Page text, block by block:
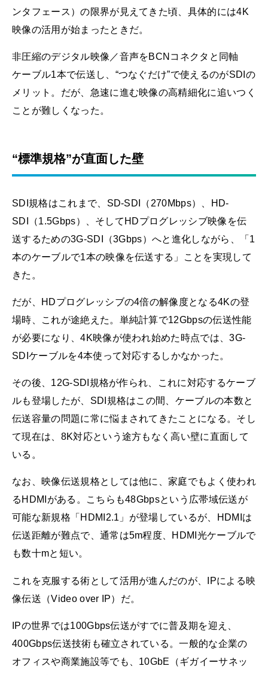
ンタフェース）の限界が見えてきた頃、具体的には4K
映像の活用が始まったときだ。
非圧縮のデジタル映像／音声をBCNコネクタと同軸
ケーブル1本で伝送し、“つなぐだけ”で使えるのがSDIの
メリット。だが、急速に進む映像の高精細化に追いつく
ことが難しくなった。
“標準規格”が直面した壁
SDI規格はこれまで、SD-SDI（270Mbps）、HD-
SDI（1.5Gbps）、そしてHDプログレッシブ映像を伝
送するための3G-SDI（3Gbps）へと進化しながら、「1
本のケーブルで1本の映像を伝送する」ことを実現して
きた。
だが、HDプログレッシブの4倍の解像度となる4Kの登
場時、これが途絶えた。単純計算で12Gbpsの伝送性能
が必要になり、4K映像が使われ始めた時点では、3G-
SDIケーブルを4本使って対応するしかなかった。
その後、12G-SDI規格が作られ、これに対応するケーブ
ルも登場したが、SDI規格はこの間、ケーブルの本数と
伝送容量の問題に常に悩まされてきたことになる。そし
て現在は、8K対応という途方もなく高い壁に直面して
いる。
なお、映像伝送規格としては他に、家庭でもよく使われ
るHDMIがある。こちらも48Gbpsという広帯域伝送が
可能な新規格「HDMI2.1」が登場しているが、HDMIは
伝送距離が難点で、通常は5m程度、HDMI光ケーブルで
も数十mと短い。
これを克服する術として活用が進んだのが、IPによる映
像伝送（Video over IP）だ。
IPの世界では100Gbps伝送がすでに普及期を迎え、
400Gbps伝送技術も確立されている。一般的な企業の
オフィスや商業施設等でも、10GbE（ギガイーサネッ